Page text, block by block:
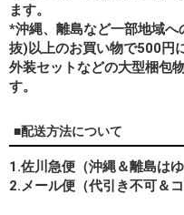
ます。
*沖縄、離島など一部地域
抜)以上のお買い物で500円
外装セットなどの大型梱包
す。
■配送方法について
1.佐川急便（沖縄＆離島はゆ
2.メール便（代引き不可＆